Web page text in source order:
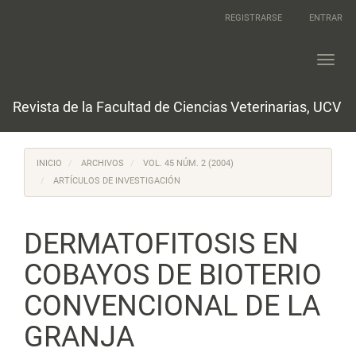
REGISTRARSE ENTRAR
Revista de la Facultad de Ciencias Veterinarias, UCV
INICIO ARCHIVOS
VOL. 45 NÚM. 2 (2004)
ARTÍCULOS DE INVESTIGACIÓN
DERMATOFITOSIS EN
COBAYOS DE BIOTERIO
CONVENCIONAL DE LA
GRANJA